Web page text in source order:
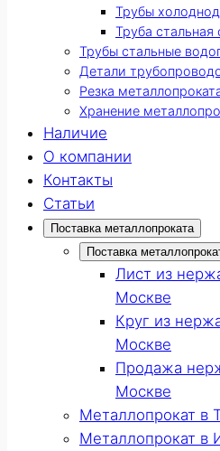
Трубы
Труба стальная
Трубы стальные
Детали
Резка
Хранение
Наличие
О компании
Контакты
Статьи
Поставка металлопроката
Поставка
Лист из
Москве
Круг из
Москве
Продажа
Москве
Металлопрокат в
Металлопрокат в